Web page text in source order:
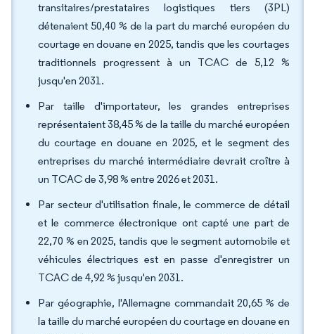
transitaires/prestataires logistiques tiers (3PL)
détenaient 50,40 % de la part du marché européen du
courtage en douane en 2025, tandis que les courtages
traditionnels progressent à un TCAC de 5,12 %
jusqu'en 2031.
Par taille d'importateur, les grandes entreprises
représentaient 38,45 % de la taille du marché européen
du courtage en douane en 2025, et le segment des
entreprises du marché intermédiaire devrait croître à
un TCAC de 3,98 % entre 2026 et 2031.
Par secteur d'utilisation finale, le commerce de détail
et le commerce électronique ont capté une part de
22,70 % en 2025, tandis que le segment automobile et
véhicules électriques est en passe d'enregistrer un
TCAC de 4,92 % jusqu'en 2031.
Par géographie, l'Allemagne commandait 20,65 % de
la taille du marché européen du courtage en douane en